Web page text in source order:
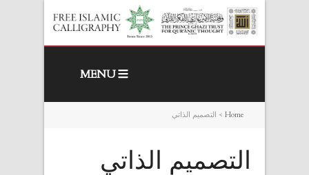
MENU
Home
> التصميم الذاتي
التصميم الذاتي